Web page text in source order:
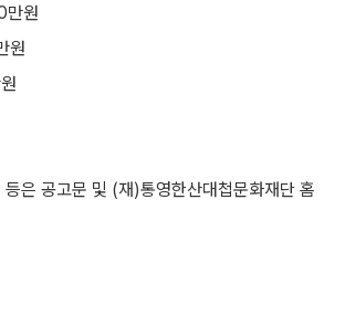
만원
원
은 공고문 및 (재)통영한산대첩문화재단 홈